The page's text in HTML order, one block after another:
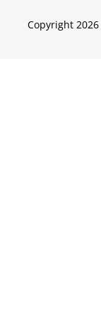
Copyright 2026